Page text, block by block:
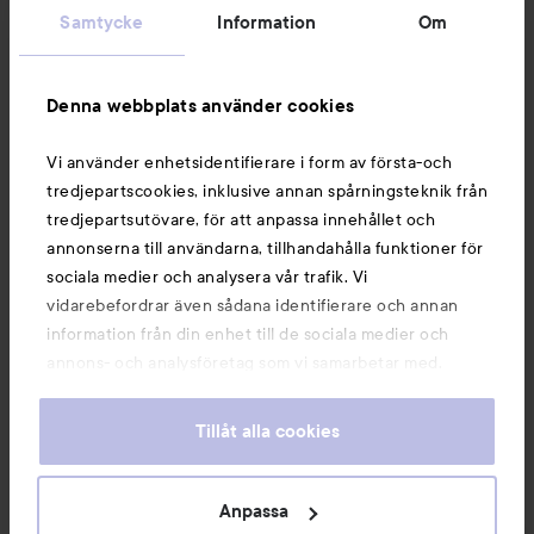
Samtycke Information Om
Denna webbplats använder cookies
Vi använder enhetsidentifierare i form av första-och
tredjepartscookies, inklusive annan spårningsteknik från
tredjepartsutövare, för att anpassa innehållet och
annonserna till användarna, tillhandahålla funktioner för
sociala medier och analysera vår trafik. Vi
vidarebefordrar även sådana identifierare och annan
information från din enhet till de sociala medier och
annons- och analysföretag som vi samarbetar med.
information som du har tillhandahållit eller som de har
våra cookies vid fortsatt användande av vår webbplats.
För information om hur du kan ändra inställningarna för
Tillåt alla cookies
Anpassa
Accessories
Nail File Multi-layer X 6
55 kr
KÖP
Nail FileOrange
19 kr
KÖP